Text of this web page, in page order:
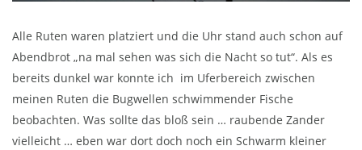
Alle Ruten waren platziert und die Uhr stand auch schon auf
Abendbrot „na mal sehen was sich die Nacht so tut“. Als es
bereits dunkel war konnte ich im Uferbereich zwischen
meinen Ruten die Bugwellen schwimmender Fische
beobachten. Was sollte das bloß sein … raubende Zander
vielleicht … eben war dort doch noch ein Schwarm kleiner